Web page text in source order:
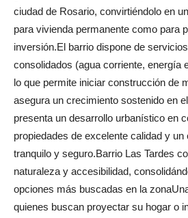
ciudad de Rosario, convirtiéndolo en
para vivienda permanente como para
inversión.El barrio dispone de
consolidados (agua corriente, energía
lo que permite iniciar construcción de
asegura un crecimiento sostenido en
presenta un desarrollo urbanístico en
propiedades de excelente calidad y un
tranquilo y seguro.Barrio Las Tardes
naturaleza y accesibilidad,
opciones más buscadas en la
quienes buscan proyectar su hogar o